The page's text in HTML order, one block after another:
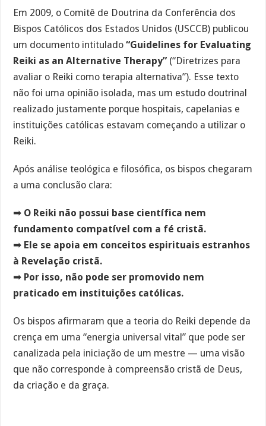
Em 2009, o Comitê de Doutrina da Conferência dos
Bispos Católicos dos Estados Unidos (USCCB) publicou
um documento intitulado“Guidelines for Evaluating
Reiki as an Alternative Therapy” (“Diretrizes para
avaliar o Reiki como terapia alternativa”). Esse texto
não foi uma opinião isolada, mas um estudo doutrinal
realizado justamente porque hospitais, capelanias e
instituições católicas estavam começando a utilizar o
Reiki.
Após análise teológica e filosófica, os bispos chegaram
a uma conclusão clara:
➡ O Reiki não possui base científica nem
fundamento compatível com a fé cristã.
➡ Ele se apoia em conceitos espirituais estranhos
à Revelação cristã.
➡ Por isso, não pode ser promovido nem
praticado em instituições católicas.
Os bispos afirmaram que a teoria do Reiki depende da
crença em uma “energia universal vital” que pode ser
canalizada pela iniciação de um mestre — uma visão
que não corresponde à compreensão cristã de Deus,
da criação e da graça.